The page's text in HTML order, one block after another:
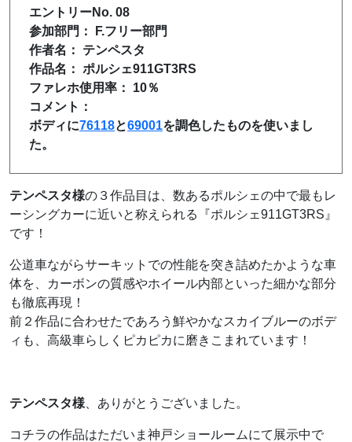
エントリーNo. 08
参加部門： F.フリー部門
作者名： テンペスタ
作品名： ポルシェ911GT3RS
ファレホ使用率： 10％
コメント：
ボディに76118と69001を調色したものを使いまし
た。
テンペスタ様の３作品目は、数あるポルシェの中で最もレ
ーシングカーに近いと称えられる『ポルシェ911GT3RS』
です！
公道車ながらサーキットでの性能を突き詰めたかような車
体を、カーボンの質感やホイール内部といった細かな部分
も徹底再現！
前２作品に合わせたであろう鮮やかなスカイブルーのボデ
ィも、高級車らしくピカピカに磨きこまれています！
テンペスタ様 、ありがとうございました。
コチラの作品はただいま神戸ショールームにて展示中で